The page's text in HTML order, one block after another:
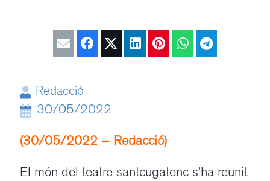
Redacció
30/05/2022
(30/05/2022 – Redacció)
El món del teatre santcugatenc s’ha reunit